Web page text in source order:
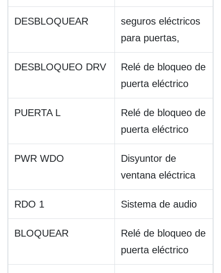
DESBLOQUEAR
seguros eléctricos
para puertas,
DESBLOQUEO DRV
Relé de bloqueo de
puerta eléctrico
PUERTA L
Relé de bloqueo de
puerta eléctrico
PWR WDO
Disyuntor de
ventana eléctrica
RDO 1 Sistema de audio
BLOQUEAR
Relé de bloqueo de
puerta eléctrico